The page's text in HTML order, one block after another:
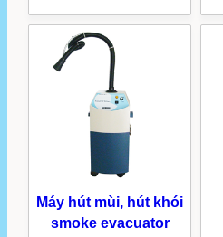
Máy hút mùi, hút khói
smoke evacuator